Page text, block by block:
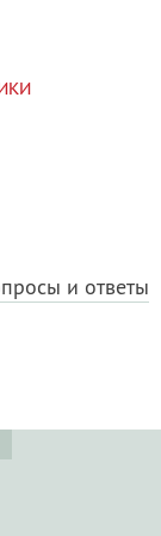
и ответы